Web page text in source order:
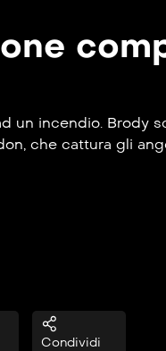
un incendio. Brody
che cattura gli
Condividi